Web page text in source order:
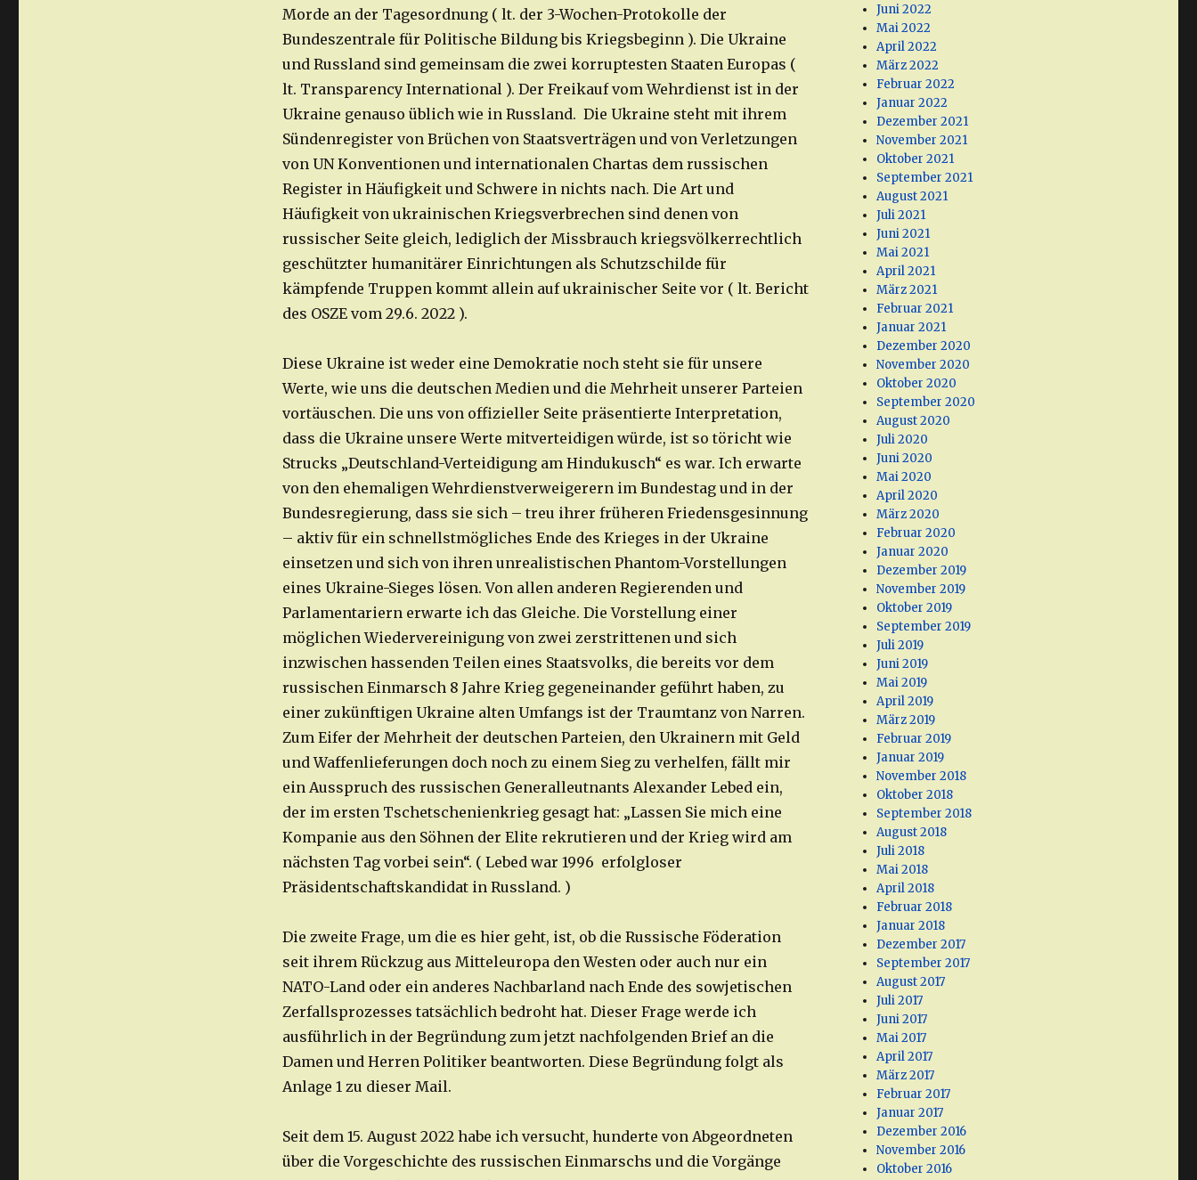
Morde an der Tagesordnung ( lt. der 3-Wochen-Protokolle der
Bundeszentrale für Politische Bildung bis Kriegsbeginn ). Die Ukraine
und Russland sind gemeinsam die zwei korruptesten Staaten Europas (
lt. Transparency International ). Der Freikauf vom Wehrdienst ist in der
Ukraine genauso üblich wie in Russland. Die Ukraine steht mit ihrem
Sündenregister von Brüchen von Staatsverträgen und von Verletzungen
von UN Konventionen und internationalen Chartas dem russischen
Register in Häufigkeit und Schwere in nichts nach. Die Art und
Häufigkeit von ukrainischen Kriegsverbrechen sind denen von
russischer Seite gleich, lediglich der Missbrauch kriegsvölkerrechtlich
geschützter humanitärer Einrichtungen als Schutzschilde für
kämpfende Truppen kommt allein auf ukrainischer Seite vor ( lt. Bericht
des OSZE vom 29.6. 2022 ).
Diese Ukraine ist weder eine Demokratie noch steht sie für unsere
Werte, wie uns die deutschen Medien und die Mehrheit unserer Parteien
vortäuschen. Die uns von offizieller Seite präsentierte Interpretation,
dass die Ukraine unsere Werte mitverteidigen würde, ist so töricht wie
Strucks „Deutschland-Verteidigung am Hindukusch“ es war. Ich erwarte
von den ehemaligen Wehrdienstverweigerern im Bundestag und in der
Bundesregierung, dass sie sich – treu ihrer früheren Friedensgesinnung
– aktiv für ein schnellstmögliches Ende des Krieges in der Ukraine
einsetzen und sich von ihren unrealistischen Phantom-Vorstellungen
eines Ukraine-Sieges lösen. Von allen anderen Regierenden und
Parlamentariern erwarte ich das Gleiche. Die Vorstellung einer
möglichen Wiedervereinigung von zwei zerstrittenen und sich
inzwischen hassenden Teilen eines Staatsvolks, die bereits vor dem
russischen Einmarsch 8 Jahre Krieg gegeneinander geführt haben, zu
einer zukünftigen Ukraine alten Umfangs ist der Traumtanz von Narren.
Zum Eifer der Mehrheit der deutschen Parteien, den Ukrainern mit Geld
und Waffenlieferungen doch noch zu einem Sieg zu verhelfen, fällt mir
ein Ausspruch des russischen Generalleutnants Alexander Lebed ein,
der im ersten Tschetschenienkrieg gesagt hat: „Lassen Sie mich eine
Kompanie aus den Söhnen der Elite rekrutieren und der Krieg wird am
nächsten Tag vorbei sein“. ( Lebed war 1996 erfolgloser
Präsidentschaftskandidat in Russland. )
Die zweite Frage, um die es hier geht, ist, ob die Russische Föderation
seit ihrem Rückzug aus Mitteleuropa den Westen oder auch nur ein
NATO-Land oder ein anderes Nachbarland nach Ende des sowjetischen
Zerfallsprozesses tatsächlich bedroht hat. Dieser Frage werde ich
ausführlich in der Begründung zum jetzt nachfolgenden Brief an die
Damen und Herren Politiker beantworten. Diese Begründung folgt als
Anlage 1 zu dieser Mail.
Seit dem 15. August 2022 habe ich versucht, hunderte von Abgeordneten
über die Vorgeschichte des russischen Einmarschs und die Vorgänge
Juni 2022
Mai 2022
April 2022
März 2022
Februar 2022
Januar 2022
Dezember 2021
November 2021
Oktober 2021
September 2021
August 2021
Juli 2021
Juni 2021
Mai 2021
April 2021
März 2021
Februar 2021
Januar 2021
Dezember 2020
November 2020
Oktober 2020
September 2020
August 2020
Juli 2020
Juni 2020
Mai 2020
April 2020
März 2020
Februar 2020
Januar 2020
Dezember 2019
November 2019
Oktober 2019
September 2019
Juli 2019
Juni 2019
Mai 2019
April 2019
März 2019
Februar 2019
Januar 2019
November 2018
Oktober 2018
September 2018
August 2018
Juli 2018
Mai 2018
April 2018
Februar 2018
Januar 2018
Dezember 2017
September 2017
August 2017
Juli 2017
Juni 2017
Mai 2017
April 2017
März 2017
Februar 2017
Januar 2017
Dezember 2016
November 2016
Oktober 2016